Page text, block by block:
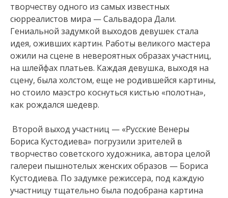
творчеству одного из самых известных
сюрреалистов мира — Сальвадора Дали.
Гениальной задумкой выходов девушек стала
идея, оживших картин. Работы великого мастера
ожили на сцене в невероятных образах участниц,
на шлейфах платьев. Каждая девушка, выходя на
сцену, была холстом, еще не родившейся картины,
но стоило маэстро коснуться кистью «полотна»,
как рождался шедевр.
Второй выход участниц — «Русские Венеры
Бориса Кустодиева» погрузили зрителей в
творчество советского художника, автора целой
галереи пышнотелых женских образов — Бориса
Кустодиева. По задумке режиссера, под каждую
участницу тщательно была подобрана картина